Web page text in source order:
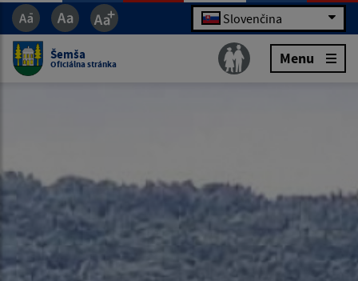
Slovenčina
Šemša
Oficiálna stránka Menu